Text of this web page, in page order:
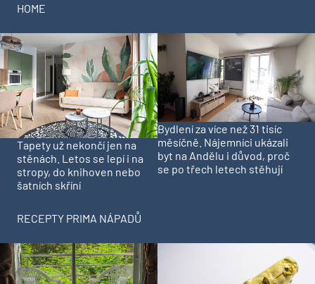
HOME
Tapety už nekončí jen na
stěnách. Letos se lepí i na
stropy, do knihoven nebo
šatních skříní
Bydlení za více než 31 tisíc
měsíčně. Nájemníci ukázali
byt na Andělu i důvod, proč
se po třech letech stěhují
RECEPTY PRIMA NÁPADŮ